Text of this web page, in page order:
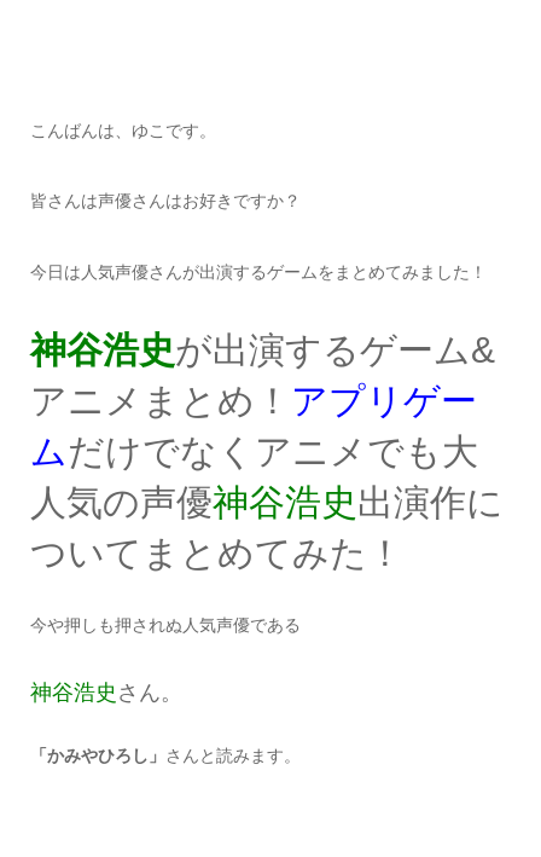
こんばんは、ゆこです。
皆さんは声優さんはお好きですか？
今日は人気声優さんが出演するゲームをまとめてみました！
神谷浩史が出演するゲーム&
アニメまとめ！ アプリゲー
ムだけでなくアニメでも大
人気の声優神谷浩史 出演作に
ついてまとめてみた！
今や押しも押されぬ人気声優である
神谷浩史 さん。
「かみやひろし」 さんと読みます。